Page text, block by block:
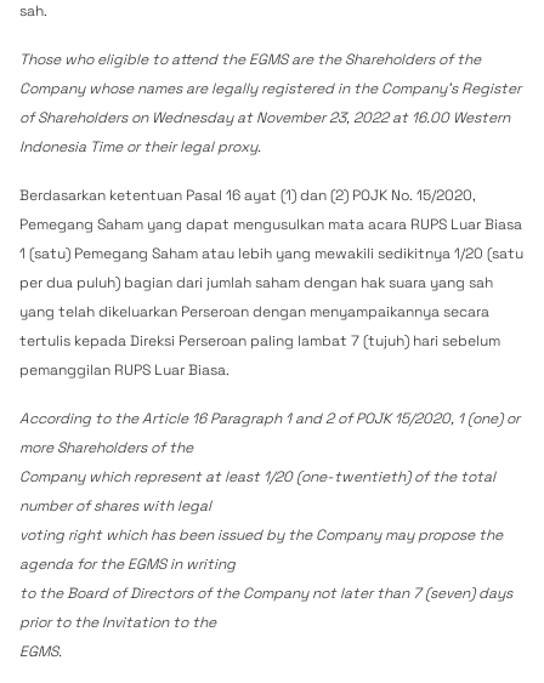
sah.
Those who eligible to attend the EGMS are the Shareholders of the
Company whose names are legally registered in the Company’s Register
of Shareholders on Wednesday at November 23, 2022 at 16.00 Western
Indonesia Time or their legal proxy.
Berdasarkan ketentuan Pasal 16 ayat (1) dan (2) POJK No. 15/2020,
Pemegang Saham yang dapat mengusulkan mata acara RUPS Luar Biasa
1 (satu) Pemegang Saham atau lebih yang mewakili sedikitnya 1/20 (satu
per dua puluh) bagian dari jumlah saham dengan hak suara yang sah
yang telah dikeluarkan Perseroan dengan menyampaikannya secara
tertulis kepada Direksi Perseroan paling lambat 7 (tujuh) hari sebelum
pemanggilan RUPS Luar Biasa.
According to the Article 16 Paragraph 1 and 2 of POJK 15/2020, 1 (one) or
more Shareholders of the
Company which represent at least 1/20 (one-twentieth) of the total
number of shares with legal
voting right which has been issued by the Company may propose the
agenda for the EGMS in writing
to the Board of Directors of the Company not later than 7 (seven) days
prior to the Invitation to the
EGMS.